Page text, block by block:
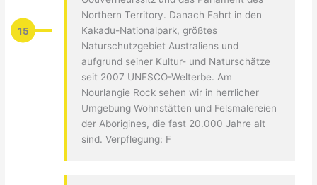
15
Northern Territory. Danach Fahrt in den
Kakadu-Nationalpark, größtes
Naturschutzgebiet Australiens und
aufgrund seiner Kultur- und Naturschätze
seit 2007 UNESCO-Welterbe. Am
Nourlangie Rock sehen wir in herrlicher
Umgebung Wohnstätten und Felsmalereien
der Aborigines, die fast 20.000 Jahre alt
sind. Verpflegung: F